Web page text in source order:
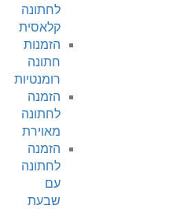
לחתונה
קלאסית
הזמנות
חתונה
רומנטיות
הזמנה
לחתונה
מאוירת
הזמנה
לחתונה
עם
שבעת